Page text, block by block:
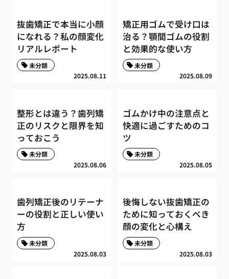
抜歯矯正で本当に小顔
になれる？私の顔変化
リアルレポート
2025.08.11
未分類
矯正用ゴムで受け口は
治る？顎間ゴムの役割
と効果的な使い方
2025.08.09
未分類
整形とは違う？歯列矯
正のリスクと限界を知
っておこう
2025.08.06
未分類
ゴムかけ中の注意点と
快適に過ごすためのコ
ツ
2025.08.05
未分類
歯列矯正後のリテーナ
ーの役割と正しい使い
方
2025.08.03
未分類
後悔しない抜歯矯正の
ために知っておくべき
顔の変化と心構え
2025.08.03
未分類